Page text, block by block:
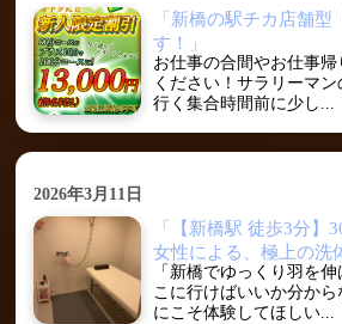
「新橋の駅チカ店舗
す！」
お仕事の合間やお仕事
ください！サラリーマ
行く集合時間前に少し...
2026年3月11日
「【新橋駅 徒歩3分】
女性による、極上の洗
「新橋でゆっくり羽を
こに行けばいいか分か
にこそ体験してほしい...